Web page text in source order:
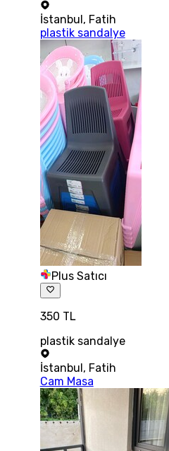
İstanbul, Fatih
plastik sandalye
Plus Satıcı
350 TL
plastik sandalye
İstanbul, Fatih
Cam Masa